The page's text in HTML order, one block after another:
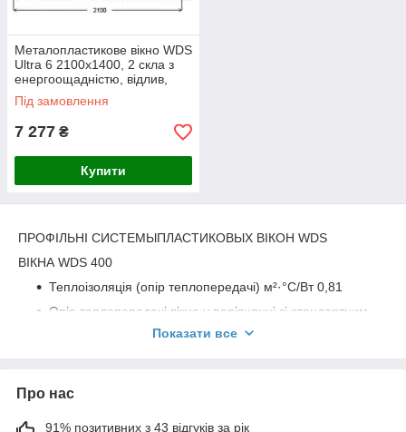
Металопластикове вікно WDS
Ultra 6 2100x1400, 2 скла з
енергоощадністю, відлив,
підвіконня, москіт. сітка.
Під замовлення
7 277 ₴
Купити
ПРОФІЛЬНІ СИСТЕМЫПЛАСТИКОВЫХ ВІКОН WDS
ВІКНА WDS 400
Теплоізоляція (опір теплопередачі) м²·°C/Вт 0,81
Опір теплопередачі вікна у порівнянні зі стандартним
дерев'яним вікном - вище в 2 рази
Склопакет - 24-32 мм, 6 мм
Кількість стекол - 1-3
Показати все
Про нас
91% позитивних з 43 відгуків за рік